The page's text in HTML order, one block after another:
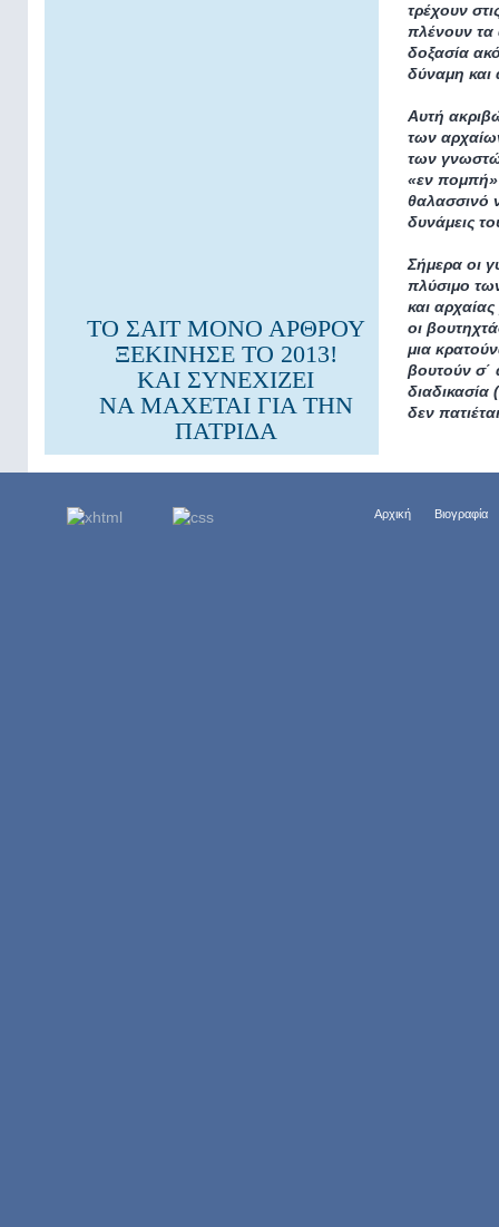
ΤΟ ΣΑΙΤ ΜΟΝΟ ΑΡΘΡΟΥ
ΞΕΚΙΝΗΣΕ ΤΟ 2013!
ΚΑΙ ΣΥΝΕΧΙΖΕΙ
ΝΑ ΜΑΧΕΤΑΙ ΓΙΑ ΤΗΝ
ΠΑΤΡΙΔΑ
τρέχουν
πλένουν τα
δοξασία
δύναμη και
Αυτή
των
των
«εν πομπή»
θαλασσινό
δυνάμεις
Σήμερα οι
πλύσιμο
και
οι
μια
βουτούν σ΄
διαδικασία
δεν
Αρχική Βιογραφία